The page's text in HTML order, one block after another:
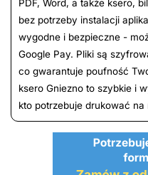
PDF, Word, a także ksero,
bez potrzeby instalacji
wygodne i bezpieczne -
Google Pay. Pliki są
co gwarantuje poufność
ksero Gniezno to szybkie i
kto potrzebuje drukować na